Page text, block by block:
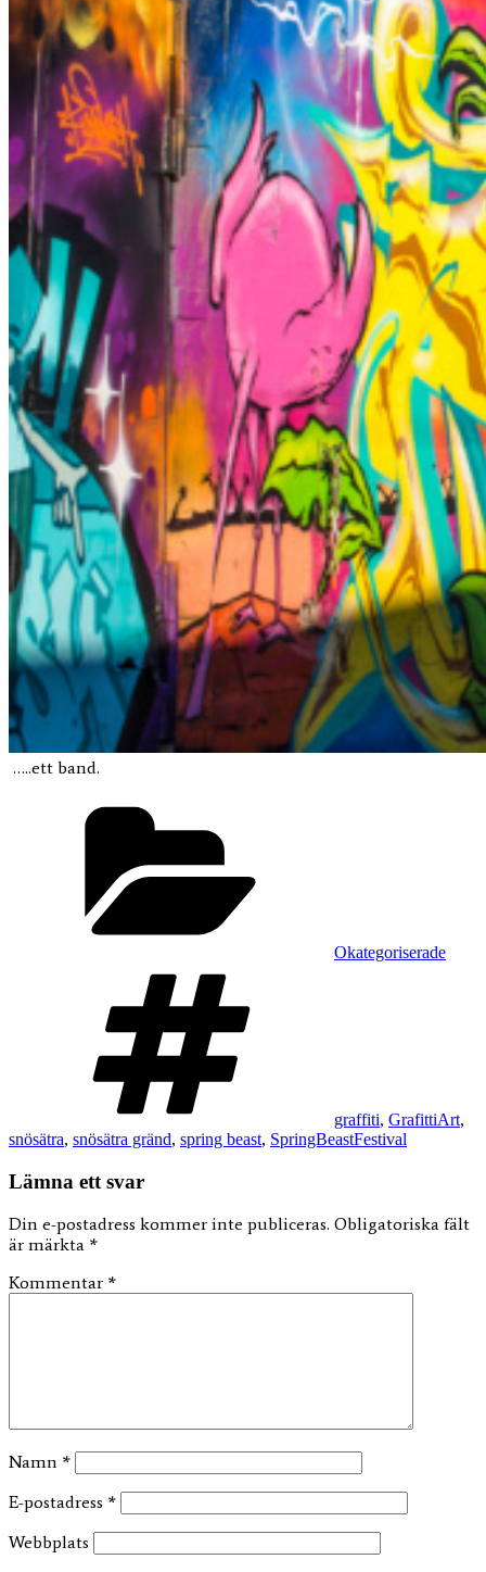
…..ett band.
Okategoriserade
graffiti, GrafittiArt,
snösätra, snösätra gränd, spring beast, SpringBeastFestival
Lämna ett svar
Din e-postadress kommer inte publiceras. Obligatoriska fält
är märkta *
Kommentar *
Namn *
E-postadress *
Webbplats